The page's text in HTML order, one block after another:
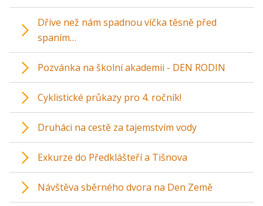
Dříve než nám spadnou víčka těsně před
spaním…
Pozvánka na školní akademii - DEN RODIN
Cyklistické průkazy pro 4. ročník!
Druháci na cestě za tajemstvím vody
Exkurze do Předklášteří a Tišnova
Návštěva sběrného dvora na Den Země